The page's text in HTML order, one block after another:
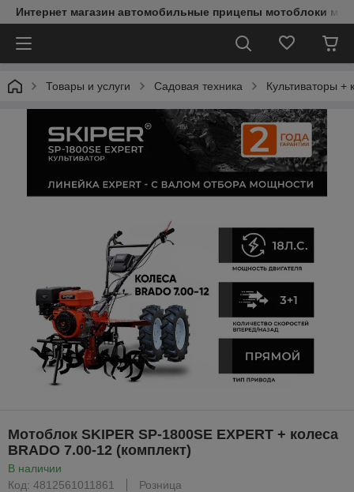
Интернет магазин автомобильные прицепы мотоблоки
Товары и услуги Садовая техника Культиваторы +
Мотоблок SKIPER SP-1800SE EXPERT + колеса
BRADO 7.00-12 (комплект)
В наличии
Код: 4812561011861
Розница